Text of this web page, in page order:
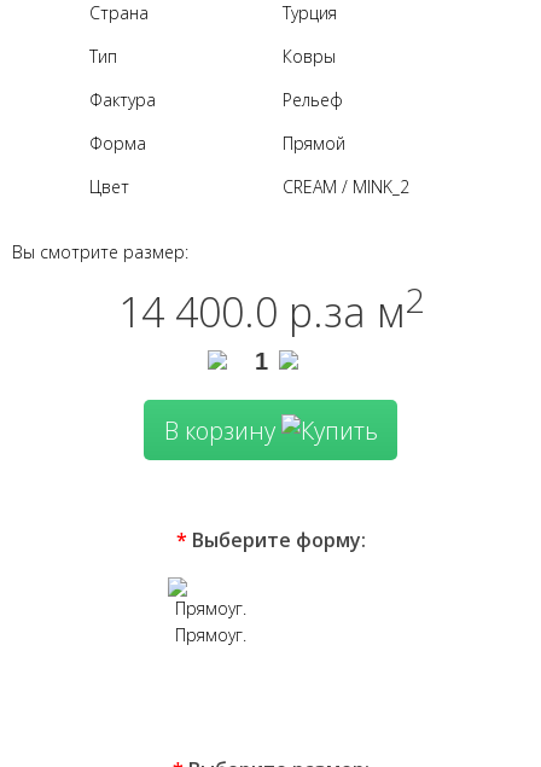
Страна
Турция
Тип
Ковры
Фактура
Рельеф
Форма
Прямой
Цвет
CREAM / MINK_2
Вы смотрите размер:
14 400.0 р.за м2
В корзину
* Выберите форму:
Прямоуг.